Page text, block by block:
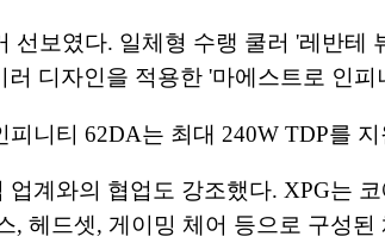
선보였다. 일체형 수랭 쿨러 '레반테
러 디자인을 적용한 '마에스트로 인
피니티 62DA는 최대 240W TDP를
업계와의 협업도 강조했다. XPG는
, 헤드셋, 게이밍 체어 등으로 구성된